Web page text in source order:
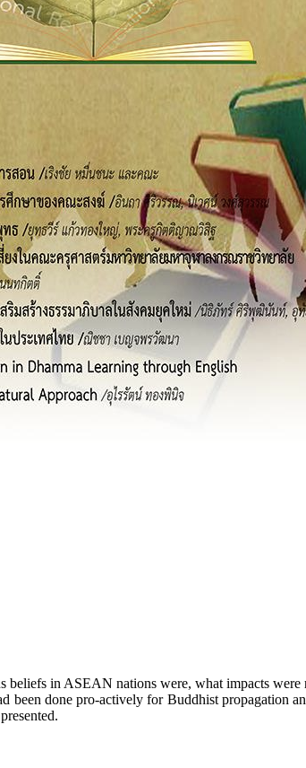
beliefs in ASEAN nations were, what impacts
been done pro-actively for Buddhist propagation